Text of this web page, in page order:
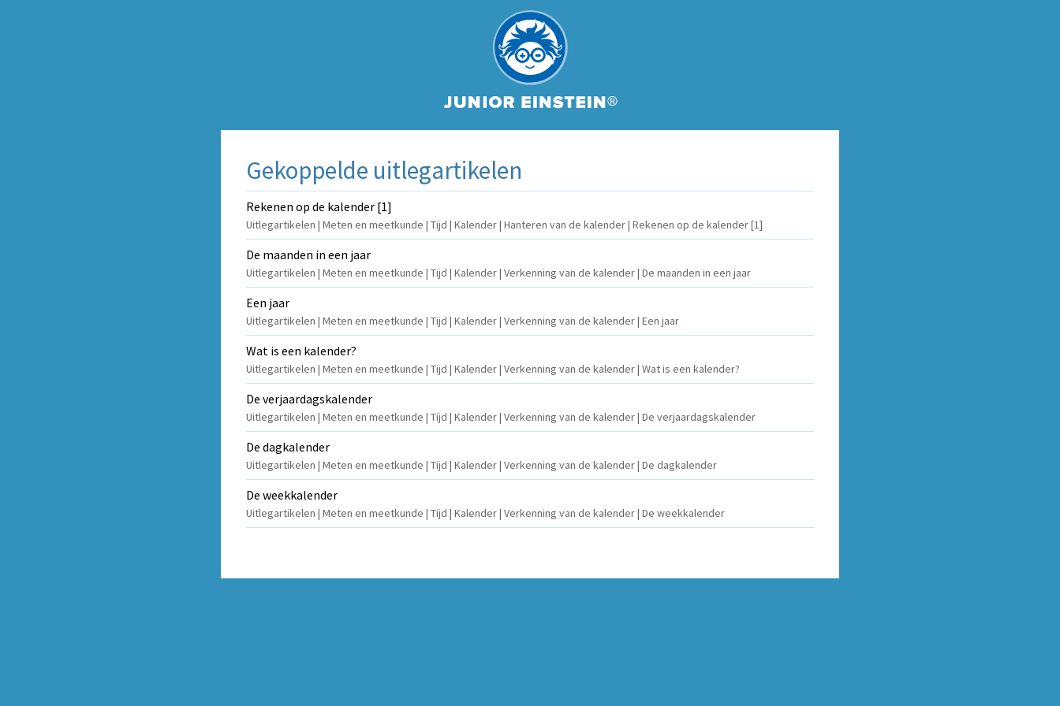
Gekoppelde uitlegartikelen
Rekenen op de kalender [1]
Uitlegartikelen | Meten en meetkunde | Tijd | Kalender | Hanteren van de kalender | Rekenen op de kalender [1]
De maanden in een jaar
Uitlegartikelen | Meten en meetkunde | Tijd | Kalender | Verkenning van de kalender | De maanden in een jaar
Een jaar
Uitlegartikelen | Meten en meetkunde | Tijd | Kalender | Verkenning van de kalender | Een jaar
Wat is een kalender?
Uitlegartikelen | Meten en meetkunde | Tijd | Kalender | Verkenning van de kalender | Wat is een kalender?
De verjaardagskalender
Uitlegartikelen | Meten en meetkunde | Tijd | Kalender | Verkenning van de kalender | De verjaardagskalender
De dagkalender
Uitlegartikelen | Meten en meetkunde | Tijd | Kalender | Verkenning van de kalender | De dagkalender
De weekkalender
Uitlegartikelen | Meten en meetkunde | Tijd | Kalender | Verkenning van de kalender | De weekkalender